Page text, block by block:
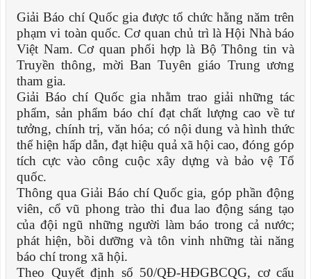
Giải Báo chí Quốc gia được tổ chức hằng năm trên
phạm vi toàn quốc. Cơ quan chủ trì là Hội Nhà báo
Việt Nam. Cơ quan phối hợp là Bộ Thông tin và
Truyền thông, mời Ban Tuyên giáo Trung ương
tham gia.
Giải Báo chí Quốc gia nhằm trao giải những tác
phẩm, sản phẩm báo chí đạt chất lượng cao về tư
tưởng, chính trị, văn hóa; có nội dung và hình thức
thể hiện hấp dẫn, đạt hiệu quả xã hội cao, đóng góp
tích cực vào công cuộc xây dựng và bảo vệ Tổ
quốc.
Thông qua Giải Báo chí Quốc gia, góp phần động
viên, cổ vũ phong trào thi đua lao động sáng tạo
của đội ngũ những người làm báo trong cả nước;
phát hiện, bồi dưỡng và tôn vinh những tài năng
báo chí trong xã hội.
Theo Quyết định số 50/QĐ-HĐGBCQG, cơ cấu